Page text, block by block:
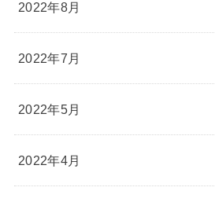
2022年8月
2022年7月
2022年5月
2022年4月